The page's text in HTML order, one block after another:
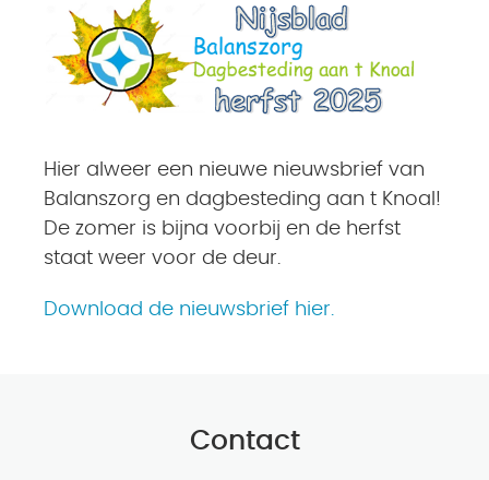
Hier alweer een nieuwe nieuwsbrief van
Balanszorg en dagbesteding aan t Knoal!
De zomer is bijna voorbij en de herfst
staat weer voor de deur.
Download de nieuwsbrief hier.
Contact